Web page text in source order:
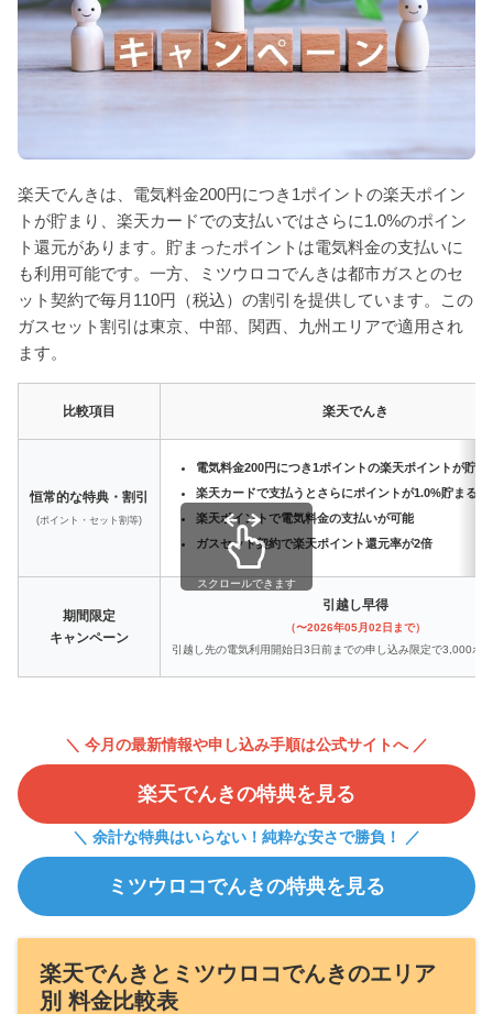
楽天でんきは、電気料金200円につき1ポイントの楽天ポイン
トが貯まり、楽天カードでの支払いではさらに1.0%のポイン
ト還元があります。貯まったポイントは電気料金の支払いに
も利用可能です。一方、ミツウロコでんきは都市ガスとのセ
ット契約で毎月110円（税込）の割引を提供しています。この
ガスセット割引は東京、中部、関西、九州エリアで適用され
ます。
比較項目 楽天でんき
恒常的な特典・割引
(ポイント・セット割等)
電気料金200円につき1ポイントの楽天ポイントが貯ま
楽天カードで支払うとさらにポイントが1.0%貯まる
楽天ポイントで電気料金の支払いが可能
ガスセット契約で楽天ポイント還元率が2倍
期間限定
キャンペーン
引越し早得
（〜2026年05月02日まで）
引越し先の電気利用開始日3日前までの申し込み限定で3,000ポ
スクロールできます
＼ 今月の最新情報や申し込み手順は公式サイトへ ／
楽天でんきの特典を見る
＼ 余計な特典はいらない！純粋な安さで勝負！ ／
ミツウロコでんきの特典を見る
楽天でんきとミツウロコでんきのエリア
別 料金比較表